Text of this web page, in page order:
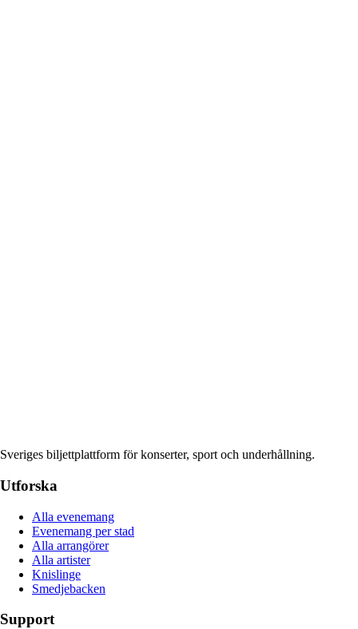
Sveriges biljettplattform för konserter, sport och underhållning.
Utforska
Alla evenemang
Evenemang per stad
Alla arrangörer
Alla artister
Knislinge
Smedjebacken
Support